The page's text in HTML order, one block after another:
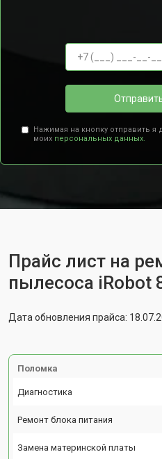
Нажимая на кнопку отправить я
моих персональных данных.
Прайс лист на
пылесоса iRobot
Дата обновления прайса:
Поломка
Диагностика
Ремонт блока питания
Замена материнской платы